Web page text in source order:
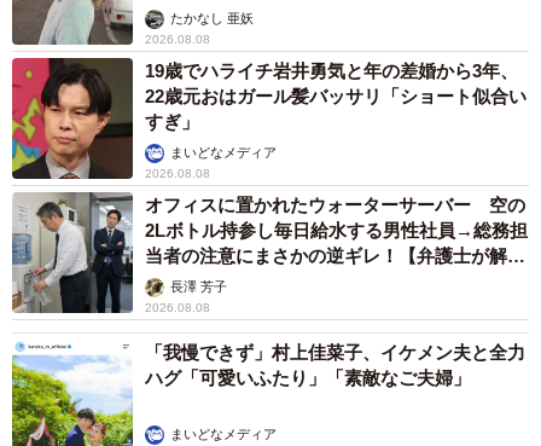
ストに取材】
たかなし 亜妖
2026.08.08
19歳でハライチ岩井勇気と年の差婚から3年、
22歳元おはガール髪バッサリ「ショート似合い
すぎ」
まいどなメディア
2026.08.08
オフィスに置かれたウォーターサーバー 空の
2Lボトル持参し毎日給水する男性社員→総務担
当者の注意にまさかの逆ギレ！【弁護士が解
説】長澤 芳子
2026.08.08
「我慢できず」村上佳菜子、イケメン夫と全力
ハグ「可愛いふたり」「素敵なご夫婦」
まいどなメディア